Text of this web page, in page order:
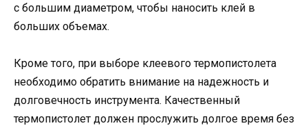
с большим диаметром, чтобы наносить клей в
больших объемах.
Кроме того, при выборе клеевого термопистолета
необходимо обратить внимание на надежность и
долговечность инструмента. Качественный
термопистолет должен прослужить долгое время без